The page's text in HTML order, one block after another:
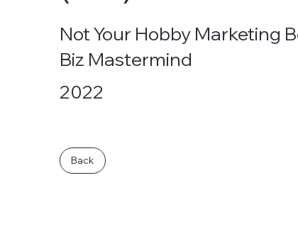
Not Your Hobby Marketing
Biz Mastermind
2022
Back